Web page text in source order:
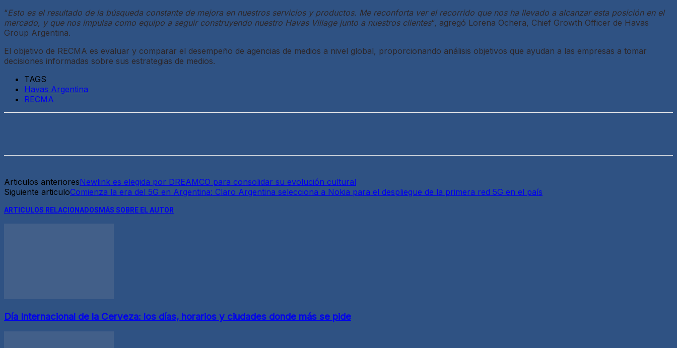
“Esto es el resultado de la búsqueda constante de mejora en nuestros servicios y productos. Me reconforta ver el recorrido que nos ha llevado a alcanzar esta posición en el
mercado, y que nos impulsa como equipo a seguir construyendo nuestro Havas Village junto a nuestros clientes“, agregó Lorena Ochera, Chief Growth Officer de Havas
Group Argentina.
El objetivo de RECMA es evaluar y comparar el desempeño de agencias de medios a nivel global, proporcionando análisis objetivos que ayudan a las empresas a tomar
decisiones informadas sobre sus estrategias de medios.
TAGS
Havas Argentina
RECMA
Articulos anterioresNewlink es elegida por DREAMCO para consolidar su evolución cultural
Siguiente articuloComienza la era del 5G en Argentina: Claro Argentina selecciona a Nokia para el despliegue de la primera red 5G en el país
ARTICULOS RELACIONADOS MÁS SOBRE EL AUTOR
Día Internacional de la Cerveza: los días, horarios y ciudades donde más se pide